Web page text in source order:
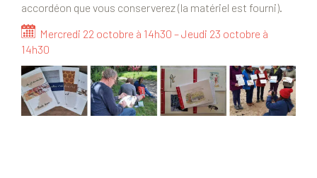
accordéon que vous conserverez (la matériel est fourni).
Mercredi 22 octobre à 14h30 – Jeudi 23 octobre à
14h30